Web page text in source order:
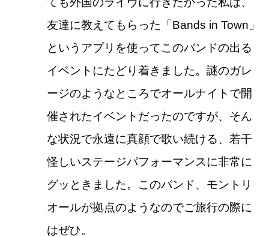
友達に教えてもらった「Bands in Town」
というアプリを使ってこのバンドの出る
イベントにたどり着きました。謎のガレ
ージのようなところでオールナイトで開
催されたイベントだったのですが、そん
な状況で永遠に真顔で歌い続ける、若干
怪しいステージパフォーマンスに非常に
グッときました。このバンド、モントリ
オールが拠点のようなのでご旅行の際に
はぜひ。